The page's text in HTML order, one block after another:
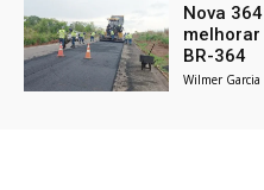
Nova
BR-364
Wilmer Garcia